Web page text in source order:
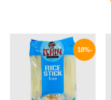
-18%
السعر
الأصلي
هو:
145 EGP.
السعر
الحالي
هو:
119 EGP.